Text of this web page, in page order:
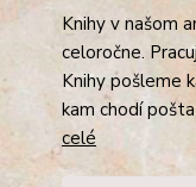
Knihy v našom
celoročne.
Knihy pošleme
kam chodí
celé